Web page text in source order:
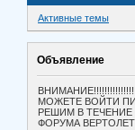
Активные темы
Объявление
МОЖЕТЕ ВОЙТИ
РЕШИМ В
ФОРУМА